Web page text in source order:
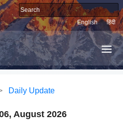
English हिंदी
Daily Update
August 2026